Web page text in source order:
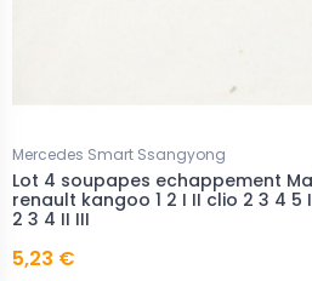
Mercedes Smart Ssangyong
Lot 4 soupapes echappement
renault kangoo 1 2 I II clio 2 3 4 5
2 3 4 II III
5,23 €